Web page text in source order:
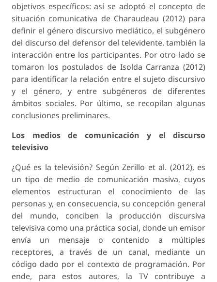
objetivos específicos: así se adoptó el concepto de
situación comunicativa de Charaudeau (2012) para
definir el género discursivo mediático, el subgénero
del discurso del defensor del televidente, también la
interacción entre los participantes. Por otro lado se
tomaron los postulados de Isolda Carranza (2012)
para identificar la relación entre el sujeto discursivo
y el género, y entre subgéneros de diferentes
ámbitos sociales. Por último, se recopilan algunas
conclusiones preliminares.
Los medios de comunicación y el discurso
televisivo
¿Qué es la televisión? Según Zerillo et al. (2012), es
un tipo de medio de comunicación masiva, cuyos
elementos estructuran el conocimiento de las
personas y, en consecuencia, su concepción general
del mundo, conciben la producción discursiva
televisiva como una práctica social, donde un emisor
envía un mensaje o contenido a múltiples
receptores, a través de un canal, mediante un
código dado por el contexto de programación. Por
ende, para estos autores, la TV contribuye a